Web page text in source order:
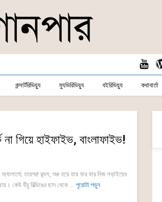
কন্সার্টরিভিয়্যু ম্যুভিরিভিয়্যু বইরিভিয়্যু কথাবার্তা
না গিয়ে হাইফাইভ, বাংলাফাইভ!
তারপর! ব্ব্যস, শুরু হয়ে যায় যার যার নিজ লড়াইয়ের
কেউ উঁচু বিল্ডিঙের ছাদ থেকে ... পুরোটা পড়ুন